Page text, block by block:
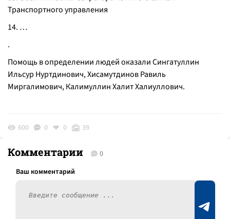
Транспортного управления
14. …
.
Помощь в определении людей оказали Сингатуллин
Ильсур Нуртдинович, Хисамутдинов Равиль
Миргалимович, Калимуллин Халит Халиуллович.
600 0 0 39
Комментарии 0